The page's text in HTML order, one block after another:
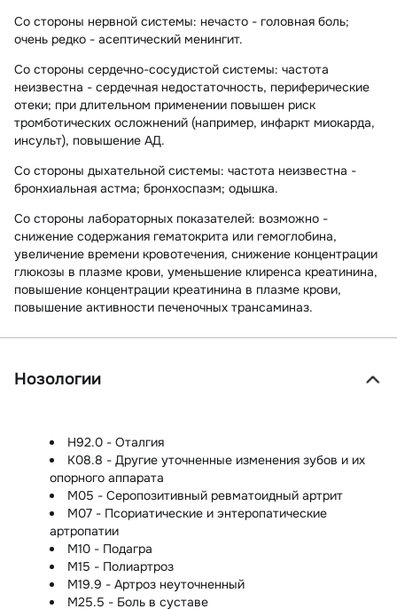
Со стороны нервной системы: нечасто - головная боль;
очень редко - асептический менингит.
Со стороны сердечно-сосудистой системы: частота
неизвестна - сердечная недостаточность, периферические
отеки; при длительном применении повышен риск
тромботических осложнений (например, инфаркт миокарда,
инсульт), повышение АД.
Со стороны дыхательной системы: частота неизвестна -
бронхиальная астма; бронхоспазм; одышка.
Со стороны лабораторных показателей: возможно -
снижение содержания гематокрита или гемоглобина,
увеличение времени кровотечения, снижение концентрации
глюкозы в плазме крови, уменьшение клиренса креатинина,
повышение концентрации креатинина в плазме крови,
повышение активности печеночных трансаминаз.
Нозологии
H92.0 - Оталгия
K08.8 - Другие уточненные изменения зубов и их
опорного аппарата
M05 - Серопозитивный ревматоидный артрит
M07 - Псориатические и энтеропатические
артропатии
M10 - Подагра
M15 - Полиартроз
M19.9 - Артроз неуточненный
M25.5 - Боль в суставе